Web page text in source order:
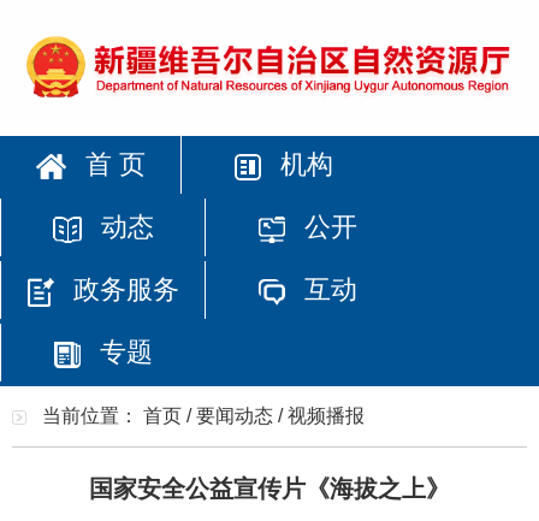
首 页 机构
动态 公开
政务服务 互动
专题
当前位置： 首页 /要闻动态 /视频播报
国家安全公益宣传片《海拔之上》